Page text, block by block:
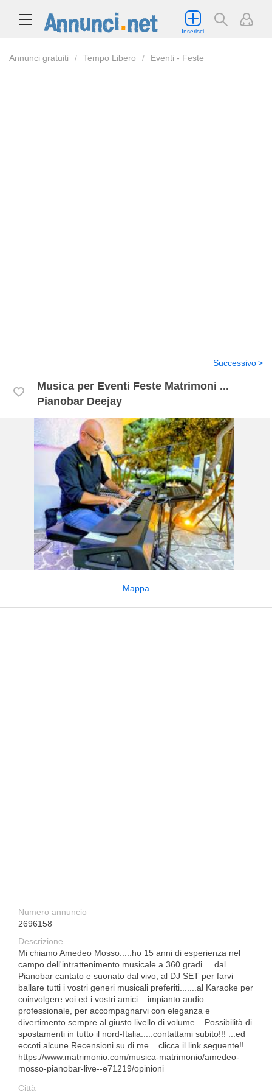
Inserisci
Annunci gratuiti Tempo Libero Eventi - Feste
Musica per Eventi Feste Matrimoni ...
Pianobar Deejay
Successivo
Mappa
Numero annuncio
2696158
Descrizione
Mi chiamo Amedeo Mosso.....ho 15 anni di esperienza nel
campo dell'intrattenimento musicale a 360 gradi.....dal
Pianobar cantato e suonato dal vivo, al DJ SET per farvi
ballare tutti i vostri generi musicali preferiti.......al Karaoke per
coinvolgere voi ed i vostri amici....impianto audio
professionale, per accompagnarvi con eleganza e
divertimento sempre al giusto livello di volume....Possibilità di
spostamenti in tutto il nord-Italia.....contattami subito!!! ...ed
eccoti alcune Recensioni su di me... clicca il link seguente!!
https://www.matrimonio.com/musica-matrimonio/amedeo-
mosso-pianobar-live--e71219/opinioni
Città